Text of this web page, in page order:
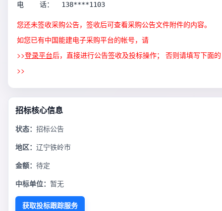
电    话：  138****1103
您还未签收采购公告，签收后可查看采购公告文件附件的内容。
如您已有中国能建电子采购平台的帐号，请
>>登录平台后，直接进行公告签收及投标操作； 否则请填写下面的
>>
招标核心信息
状态： 招标公告
地区： 辽宁铁岭市
金额： 待定
中标单位： 暂无
获取投标跟踪服务